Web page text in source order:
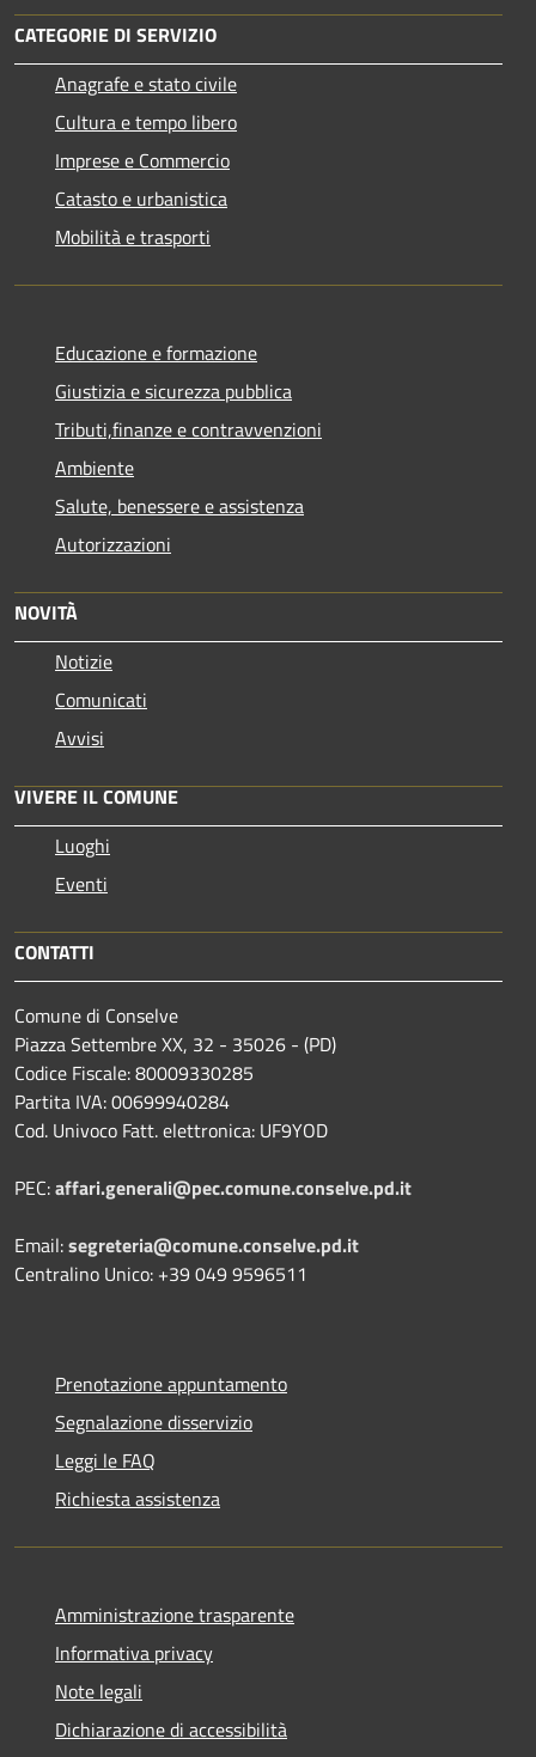
CATEGORIE DI SERVIZIO
Anagrafe e stato civile
Cultura e tempo libero
Imprese e Commercio
Catasto e urbanistica
Mobilità e trasporti
Educazione e formazione
Giustizia e sicurezza pubblica
Tributi,finanze e contravvenzioni
Ambiente
Salute, benessere e assistenza
Autorizzazioni
NOVITÀ
Notizie
Comunicati
Avvisi
VIVERE IL COMUNE
Luoghi
Eventi
CONTATTI
Comune di Conselve
Piazza Settembre XX, 32 - 35026 - (PD)
Codice Fiscale: 80009330285
Partita IVA: 00699940284
Cod. Univoco Fatt. elettronica: UF9YOD
PEC:affari.generali@pec.comune.conselve.pd.it
Email:segreteria@comune.conselve.pd.it
Centralino Unico: +39 049 9596511
Prenotazione appuntamento
Segnalazione disservizio
Leggi le FAQ
Richiesta assistenza
Amministrazione trasparente
Informativa privacy
Note legali
Dichiarazione di accessibilità